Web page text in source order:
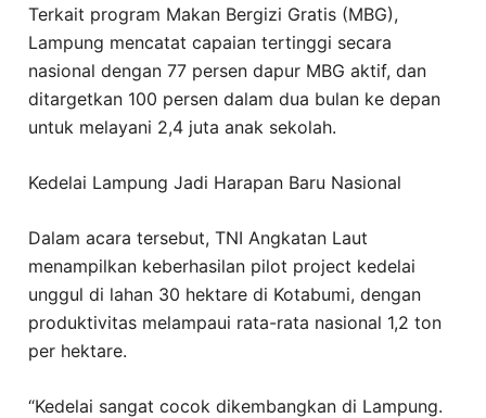
Terkait program Makan Bergizi Gratis (MBG),
Lampung mencatat capaian tertinggi secara
nasional dengan 77 persen dapur MBG aktif, dan
ditargetkan 100 persen dalam dua bulan ke depan
untuk melayani 2,4 juta anak sekolah.
Kedelai Lampung Jadi Harapan Baru Nasional
Dalam acara tersebut, TNI Angkatan Laut
menampilkan keberhasilan pilot project kedelai
unggul di lahan 30 hektare di Kotabumi, dengan
produktivitas melampaui rata-rata nasional 1,2 ton
per hektare.
“Kedelai sangat cocok dikembangkan di Lampung.